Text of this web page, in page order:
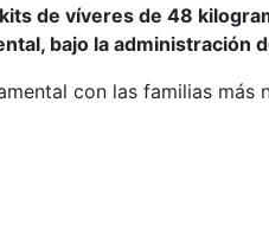
de víveres de 48
bajo la administración
con las familias más